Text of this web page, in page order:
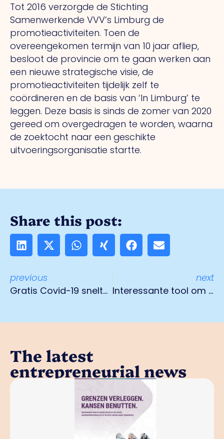
Tot 2016 verzorgde de Stichting
Samenwerkende VVV’s Limburg de
promotieactiviteiten. Toen de
overeengekomen termijn van 10 jaar afliep,
besloot de provincie om te gaan werken aan
een nieuwe strategische visie, de
promotieactiviteiten tijdelijk zelf te
coördineren en de basis van ‘In Limburg’ te
leggen. Deze basis is sinds de zomer van 2020
gereed om overgedragen te worden, waarna
de zoektocht naar een geschikte
uitvoeringsorganisatie startte.
Share this post:
previous
Gratis Covid-19 sneltesten in Venlo
next
Interessante tool om besparing uit te rekenen
The latest
entrepreneurial news